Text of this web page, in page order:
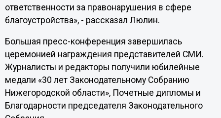
ответственности за правонарушения в сфере
благоустройства», - рассказал Люлин.
Большая пресс-конференция завершилась
церемонией награждения представителей СМИ.
Журналисты и редакторы получили юбилейные
медали «30 лет Законодательному Собранию
Нижегородской области», Почетные дипломы и
Благодарности председателя Законодательного